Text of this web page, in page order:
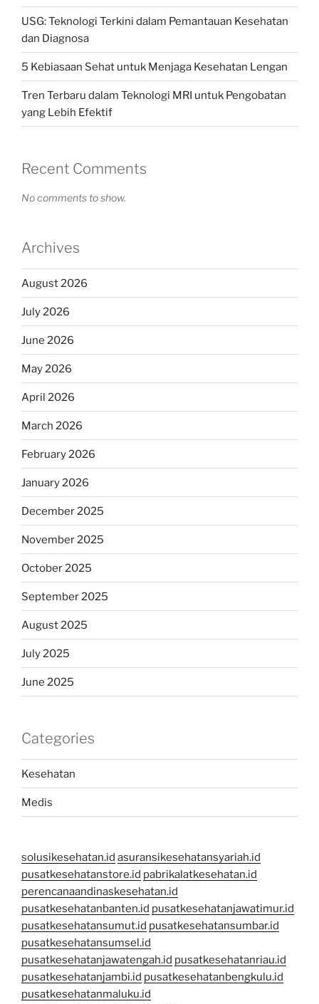
USG: Teknologi Terkini dalam Pemantauan Kesehatan
dan Diagnosa
5 Kebiasaan Sehat untuk Menjaga Kesehatan Lengan
Tren Terbaru dalam Teknologi MRI untuk Pengobatan
yang Lebih Efektif
Recent Comments
No comments to show.
Archives
August 2026
July 2026
June 2026
May 2026
April 2026
March 2026
February 2026
January 2026
December 2025
November 2025
October 2025
September 2025
August 2025
July 2025
June 2025
Categories
Kesehatan
Medis
solusikesehatan.id asuransikesehatansyariah.id
pusatkesehatanstore.id pabrikalatkesehatan.id
perencanaandinaskesehatan.id
pusatkesehatanbanten.id pusatkesehatanjawatimur.id
pusatkesehatansumut.id pusatkesehatansumbar.id
pusatkesehatansumsel.id
pusatkesehatanjawatengah.id pusatkesehatanriau.id
pusatkesehatanjambi.id pusatkesehatanbengkulu.id
pusatkesehatanmaluku.id